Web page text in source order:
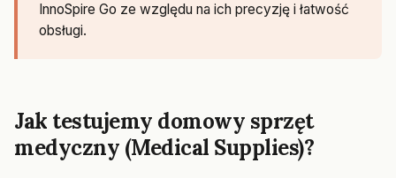
InnoSpire Go ze względu na ich precyzję i łatwość
obsługi.
Jak testujemy domowy sprzęt
medyczny (Medical Supplies)?